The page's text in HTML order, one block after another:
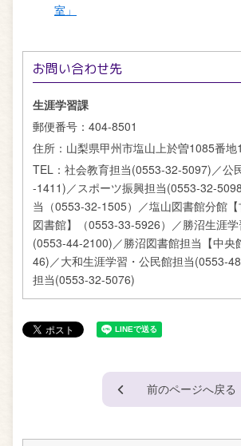
室」
お問い合わせ先
生涯学習課
郵便番号： 404-8501
住所： 山梨県甲州市塩山上於曽1085番地1
TEL： 社会教育担当(0553-32-5097)／公
-1411)／スポーツ振興担当(0553-32-
当（0553-32-1505）／塩山図書館分館
図書館】（0553-33-5926）／勝沼生涯
(0553-44-2100)／勝沼図書館担当【中央
46)／大和生涯学習・公民館担当(0553-
担当(0553-32-5076)
前のページへ戻る